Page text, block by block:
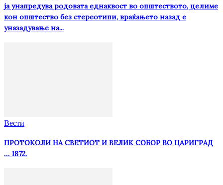
ја унапредува родовата еднаквост во општеството, целиме
кон општество без стереотипи, враќањето назад е
уназадување на...
Вести
ПРОТОКОЛИ НА СВЕТИОТ И ВЕЛИК СОБОР ВО ЦАРИГРАД
… 1872.